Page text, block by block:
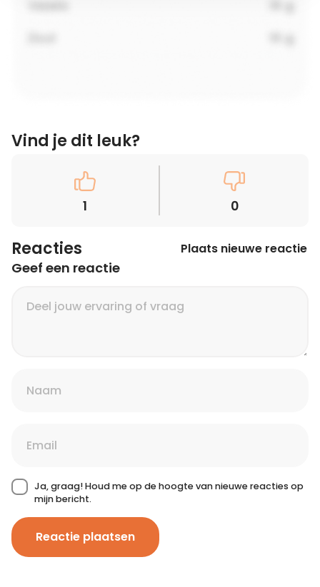
Vind je dit leuk?
1 0
Reacties Plaats nieuwe reactie
Geef een reactie
Ja, graag! Houd me op de hoogte van nieuwe reacties op
mijn bericht.
Reactie plaatsen